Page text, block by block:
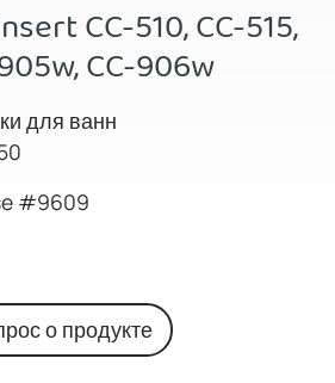
CC-510, CC-515,
CC-906w
для ванн
#9609
о продукте